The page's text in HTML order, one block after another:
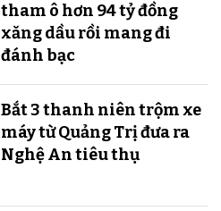
tham ô hơn 94 tỷ đồng
xăng dầu rồi mang đi
đánh bạc
Bắt 3 thanh niên trộm xe
máy từ Quảng Trị đưa ra
Nghệ An tiêu thụ